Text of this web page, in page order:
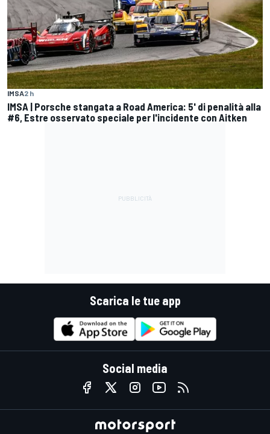
IMSA2 h
IMSA | Porsche stangata a Road America: 5' di penalità alla
#6, Estre osservato speciale per l'incidente con Aitken
Scarica le tue app
Social media